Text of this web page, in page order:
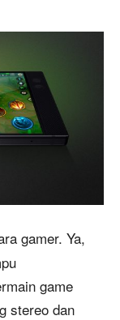
gamer. Ya,
game
stereo dan